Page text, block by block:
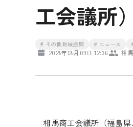
工会議所）
# その他地域振興 # ニュース
2025年05月09日 12:36 相
相馬商工会議所（福島県